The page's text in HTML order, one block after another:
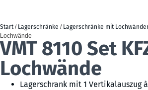
Start/ Lagerschränke / Lagerschränke mit
Lochwände
VMT 8110 Set
Lochwände
Lagerschrank mit 1 Vertikalauszug